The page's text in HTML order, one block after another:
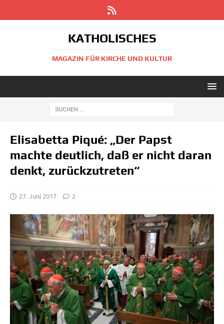
KATHOLISCHES
MAGAZIN FÜR KIRCHE UND KULTUR
Elisabetta Piqué: „Der Papst
machte deutlich, daß er nicht daran
denkt, zurückzutreten“
27. Juni 2017 2